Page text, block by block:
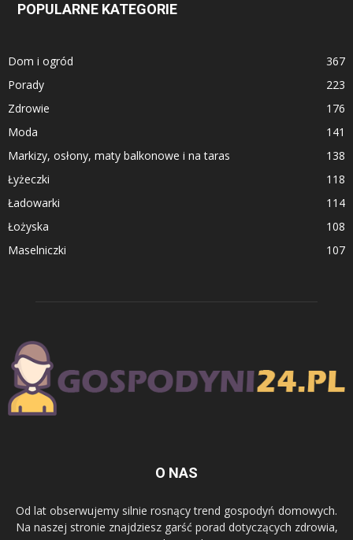
POPULARNE KATEGORIE
Dom i ogród
367
Porady
223
Zdrowie
176
Moda
141
Markizy, osłony, maty balkonowe i na taras
138
Łyżeczki
118
Ładowarki
114
Łożyska
108
Maselniczki
107
O NAS
Od lat obserwujemy silnie rosnący trend gospodyń domowych.
Na naszej stronie znajdziesz garść porad dotyczących zdrowia,